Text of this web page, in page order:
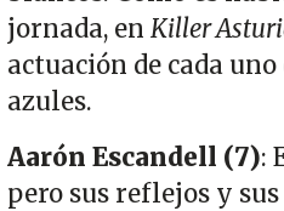
jornada, en Killer
actuación de cada
azules.
Aarón Escandell (7):
pero sus reflejos y